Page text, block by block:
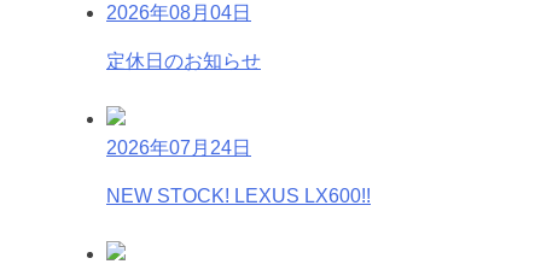
2026年08月04日
定休日のお知らせ
2026年07月24日
NEW STOCK! LEXUS LX600!!